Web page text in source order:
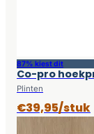
87% kiest dit
Co-pro
Plinten
€39,95/stuk